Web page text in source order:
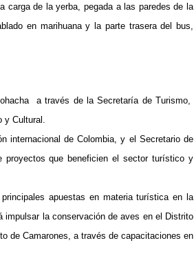
carga de la yerba, pegada a las paredes de la
en marihuana y la parte trasera del bus,
a través de la Secretaría de Turismo,
y Cultural.
internacional de Colombia, y el Secretario de
proyectos que beneficien el sector turístico y
apuestas en materia turística en la
impulsar la conservación de aves en el Distrito
de Camarones, a través de capacitaciones en